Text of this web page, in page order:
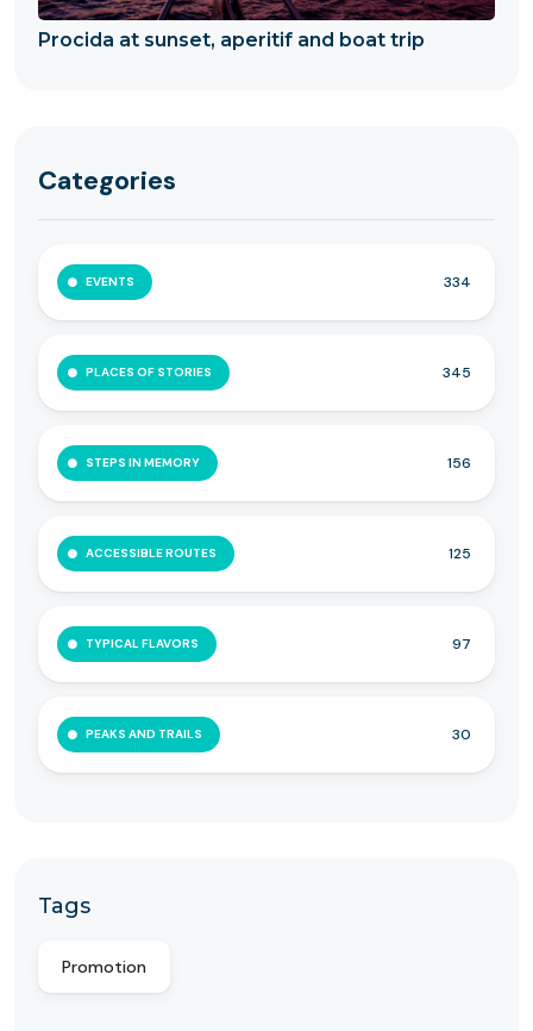
Procida at sunset, aperitif and boat trip
Categories
EVENTS 334
PLACES OF STORIES 345
STEPS IN MEMORY 156
ACCESSIBLE ROUTES 125
TYPICAL FLAVORS 97
PEAKS AND TRAILS 30
Tags
Promotion